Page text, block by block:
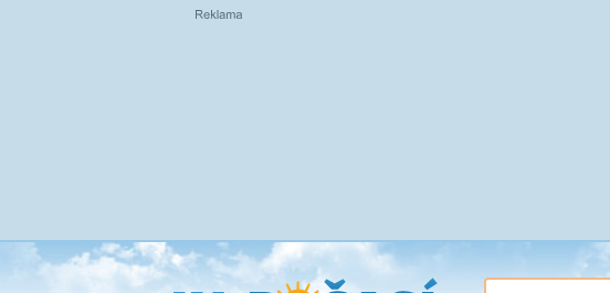
Přejít
na
hlavní